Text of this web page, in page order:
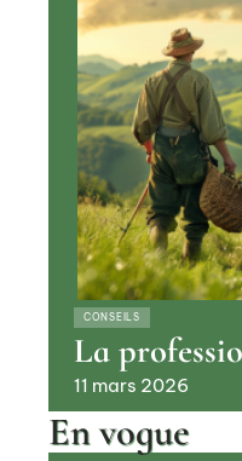
CONSEILS
La
11 mars 2026
En vogue